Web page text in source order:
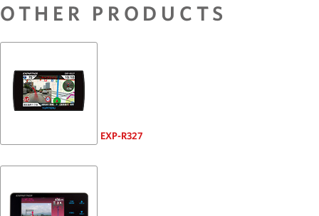
OTHER PRODUCTS
EXP-R327